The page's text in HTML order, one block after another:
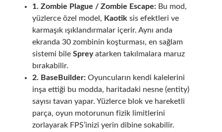
1. Zombie Plague / Zombie Escape:Bu mod,
yüzlerce özel model, Kaotik sis efektleri ve
karmaşık ışıklandırmalar içerir. Aynı anda
ekranda 30 zombinin koşturması, en sağlam
sistemi bile Spreyatarken takılmalara maruz
bırakabilir.
2. BaseBuilder:Oyuncuların kendi kalelerini
inşa ettiği bu modda, haritadaki nesne (entity)
sayısı tavan yapar. Yüzlerce blok ve hareketli
parça, oyun motorunun fizik limitlerini
zorlayarak FPS’inizi yerin dibine sokabilir.